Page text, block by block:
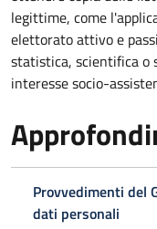
legittime, come
elettorato attivo e
statistica, scientifica o
interesse socio-
Provvedimenti del
dati personali